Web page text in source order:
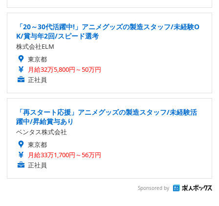
「20～30代活躍中!」アニメグッズの製造スタッフ/未経験O
K/賞与年2回/スピード選考
株式会社ELM
東京都
月給32万5,800円～50万円
正社員
「再スタート応援」アニメグッズの製造スタッフ/未経験活
躍中/昇給賞与あり
ベンタス株式会社
東京都
月給33万1,700円～56万円
正社員
Sponsored by